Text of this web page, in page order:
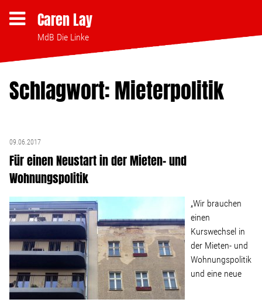
Caren Lay
MdB Die Linke
Themen
Clubsterben stoppen
Strukturwandel
Bodenpolitik
Linke Zukunftsdebatte
Sonstiges
Schlagwort: Mieterpolitik
09.06.2017
Für einen Neustart in der Mieten- und
Wohnungspolitik
„Wir brauchen
einen
Kurswechsel in
der Mieten- und
Wohnungspolitik
und eine neue